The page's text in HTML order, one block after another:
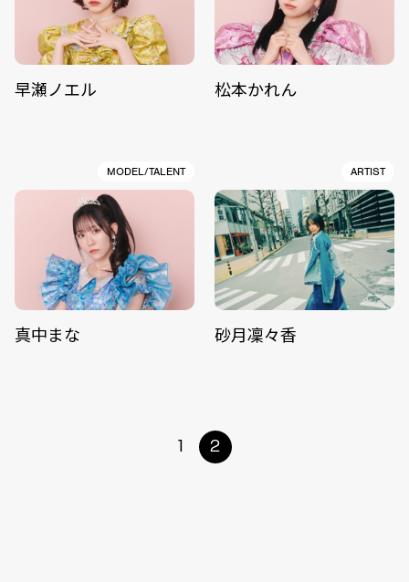
早瀬ノエル 松本かれん
MODEL/TALENT
真中まな
ARTIST
砂月凜々香
1 2